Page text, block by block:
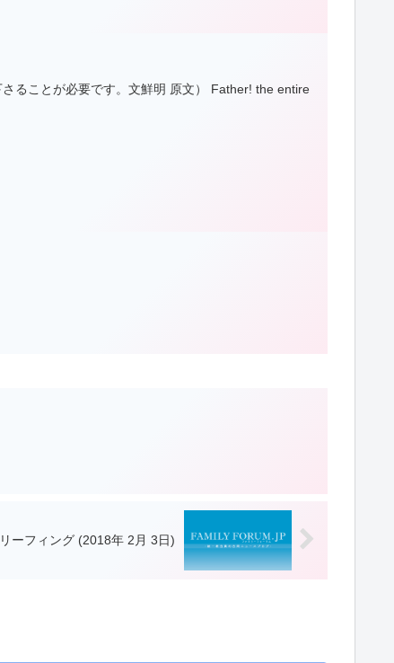
ることが必要です。文鮮明 原文） Father! the entire
ーフィング (2018年 2月 3日)